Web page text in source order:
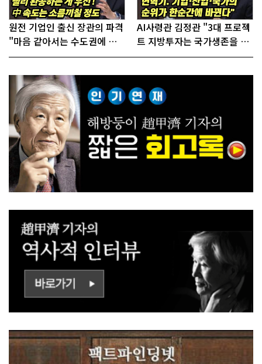
원전 기업인 출신 장관의 파격
"마음 같아서는 수도권에 원
전 짓고싶다"
AI사령관 김정관 "3대 프로젝
트 지방투자는 국가생존을 건
대전략"